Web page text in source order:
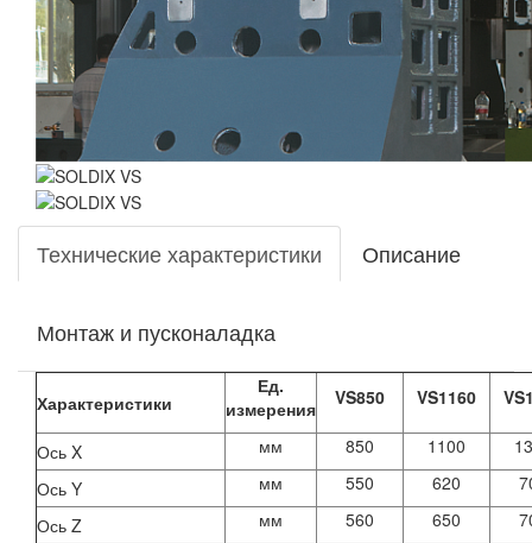
Технические характеристики Описание
Монтаж и пусконаладка
Характеристики
Ед.
измерения
VS850 VS1160
Ось X мм 850 1100
Ось Y
мм 550 620
Ось Z
мм 560 650